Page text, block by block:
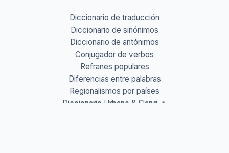
Diccionario de traducción
Diccionario de sinónimos
Diccionario de antónimos
Conjugador de verbos
Refranes populares
Diferencias entre palabras
Regionalismos por países
Diccionario Urbano & Slang 🔥